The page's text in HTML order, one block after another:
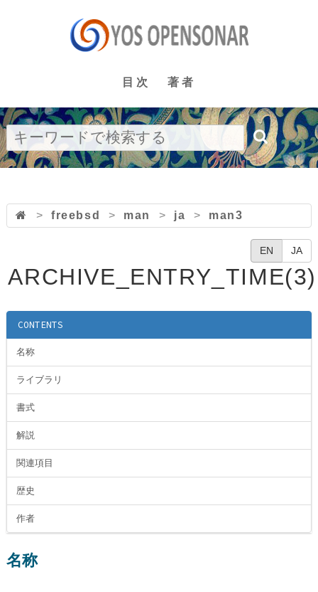
目次 著者
> freebsd > man > ja > man3
EN JA
ARCHIVE_ENTRY_TIME(3)
CONTENTS
名称
ライブラリ
書式
解説
関連項目
歴史
作者
名称